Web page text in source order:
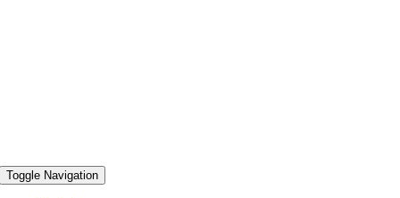
Toggle Navigation